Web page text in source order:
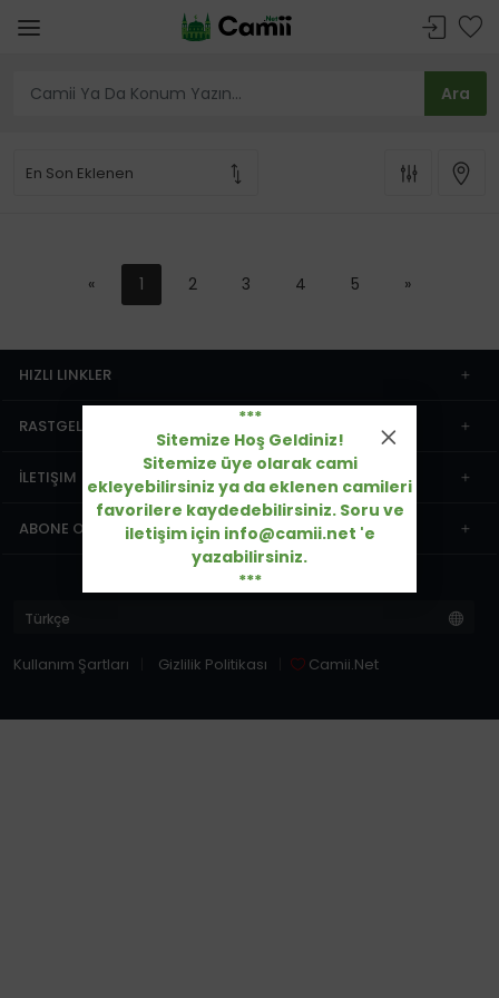
« 1 2 3 4 5 »
HIZLI LINKLER
RASTGELE CAMIILER
İLETIŞIM
ABONE OL
Kullanım Şartları Gizlilik Politikası Camii.Net
***
Sitemize Hoş Geldiniz!
Sitemize üye olarak cami
ekleyebilirsiniz ya da eklenen camileri
favorilere kaydedebilirsiniz. Soru ve
iletişim için info@camii.net 'e
yazabilirsiniz.
***